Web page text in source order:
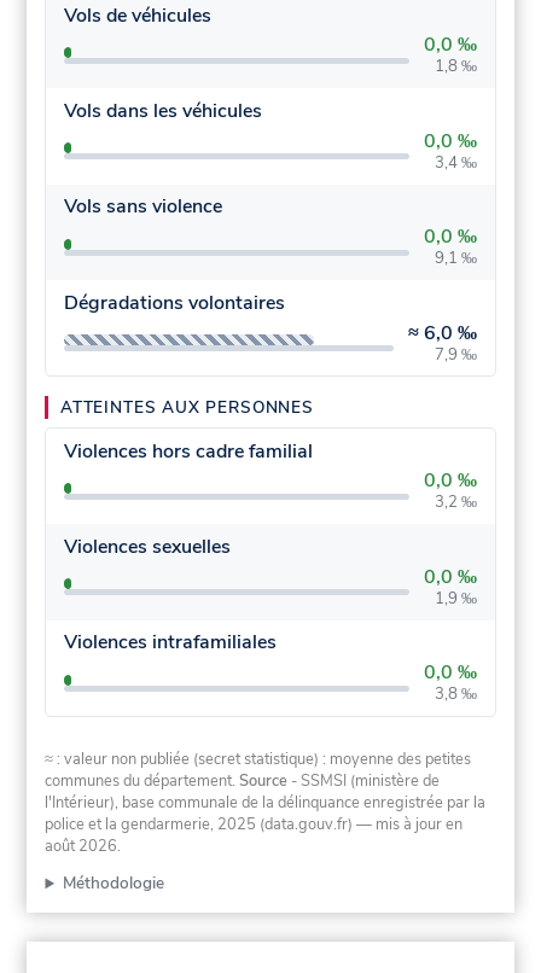
Vols de véhicules
0,0 ‰
1,8 ‰
Vols dans les véhicules
0,0 ‰
3,4 ‰
Vols sans violence
0,0 ‰
9,1 ‰
Dégradations volontaires
≈6,0 ‰
7,9 ‰
ATTEINTES AUX PERSONNES
Violences hors cadre familial
0,0 ‰
3,2 ‰
Violences sexuelles
0,0 ‰
1,9 ‰
Violences intrafamiliales
0,0 ‰
3,8 ‰
≈ : valeur non publiée (secret statistique) : moyenne des petites
communes du département.Source - SSMSI (ministère de
l'Intérieur), base communale de la délinquance enregistrée par la
police et la gendarmerie, 2025 (data.gouv.fr) — mis à jour en
août 2026.
Méthodologie